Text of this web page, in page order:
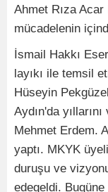
Ahmet Rıza
mücadelenin
İsmail Hakkı
layıkı ile temsil
Hüseyin
Aydın'da
Mehmet Erdem.
yaptı. MKYK
duruşu ve
edegeldi.